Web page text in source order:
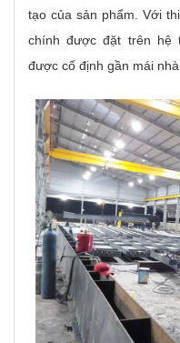
tạo của sản phẩm. Với
chính được đặt trên hệ
được cố định gần mái